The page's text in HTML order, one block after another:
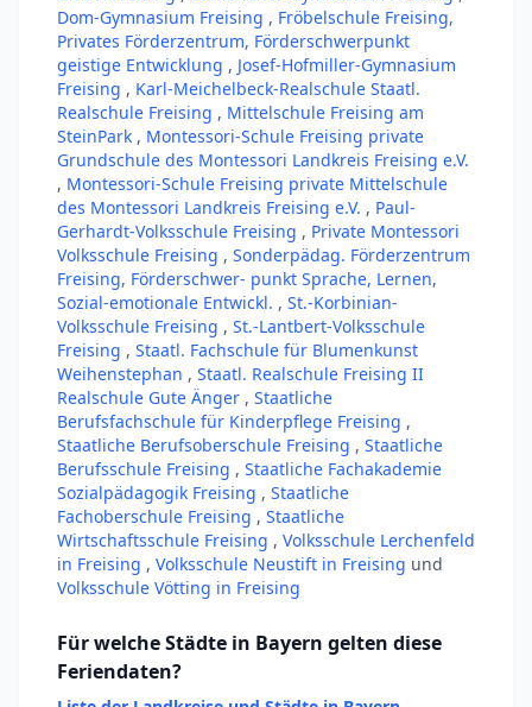
Dom-Gymnasium Freising , Fröbelschule Freising,
Privates Förderzentrum, Förderschwerpunkt
geistige Entwicklung , Josef-Hofmiller-Gymnasium
Freising , Karl-Meichelbeck-Realschule Staatl.
Realschule Freising , Mittelschule Freising am
SteinPark , Montessori-Schule Freising private
Grundschule des Montessori Landkreis Freising e.V.
, Montessori-Schule Freising private Mittelschule
des Montessori Landkreis Freising e.V. , Paul-
Gerhardt-Volksschule Freising , Private Montessori
Volksschule Freising , Sonderpädag. Förderzentrum
Freising, Förderschwer- punkt Sprache, Lernen,
Sozial-emotionale Entwickl. , St.-Korbinian-
Volksschule Freising , St.-Lantbert-Volksschule
Freising , Staatl. Fachschule für Blumenkunst
Weihenstephan , Staatl. Realschule Freising II
Realschule Gute Änger , Staatliche
Berufsfachschule für Kinderpflege Freising ,
Staatliche Berufsoberschule Freising , Staatliche
Berufsschule Freising , Staatliche Fachakademie
Sozialpädagogik Freising , Staatliche
Fachoberschule Freising , Staatliche
Wirtschaftsschule Freising , Volksschule Lerchenfeld
in Freising , Volksschule Neustift in Freising und
Volksschule Vötting in Freising
Für welche Städte in Bayern gelten diese
Feriendaten?